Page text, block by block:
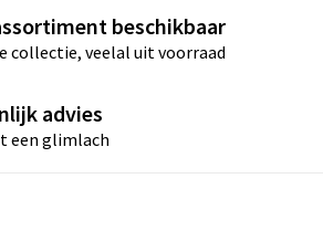
beschikbaar
collectie, veelal uit voorraad
advies
een glimlach